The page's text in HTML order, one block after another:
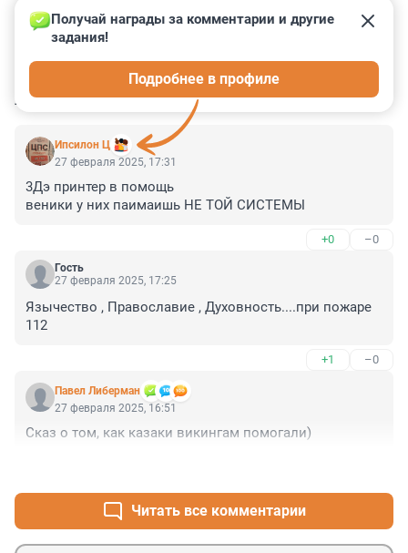
КОММЕНТАРИИ 4
Ипсилон Ц
Получай награды за комментарии и другие
задания!
Подробнее в профиле
27 февраля 2025, 17:31
3Дэ принтер в помощь
веники у них паимаишь НЕ ТОЙ СИСТЕМЫ
+0 –0
Гость
27 февраля 2025, 17:25
Язычество , Православие , Духовность....при пожаре
112
+1 –0
Павел Либерман
27 февраля 2025, 16:51
Сказ о том, как казаки викингам помогали)
Читать все комментарии